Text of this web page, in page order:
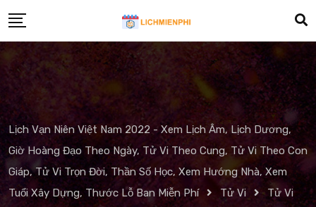
to
content
Lịch Vạn Niên Việt Nam 2022 - Xem Lịch Âm, Lịch Dương,
Giờ Hoàng Đạo Theo Ngày, Tử Vi Theo Cung, Tử Vi Theo Con
Giáp, Tử Vi Trọn Đời, Thần Số Học, Xem Hướng Nhà, Xem
Tuổi Xây Dựng, Thước Lỗ Ban Miễn Phí
Tử Vi
Tử Vi